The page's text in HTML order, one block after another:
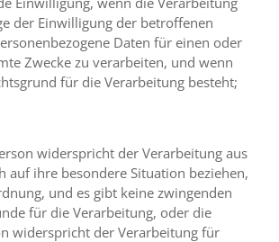
der Einwilligung der betroffenen
Daten für einen oder
Zwecke zu verarbeiten, und wenn
für die Verarbeitung besteht;
widerspricht der Verarbeitung aus
auf ihre besondere Situation beziehen,
und es gibt keine zwingenden
für die Verarbeitung, oder die
widerspricht der Verarbeitung für